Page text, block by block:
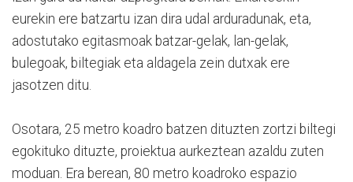
eurekin ere batzartu izan dira udal arduradunak, eta,
adostutako egitasmoak batzar-gelak, lan-gelak,
bulegoak, biltegiak eta aldagela zein dutxak ere
jasotzen ditu.
Osotara, 25 metro koadro batzen dituzten zortzi biltegi
egokituko dituzte, proiektua aurkeztean azaldu zuten
moduan. Era berean, 80 metro koadroko espazio